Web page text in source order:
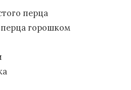
перца
горошком